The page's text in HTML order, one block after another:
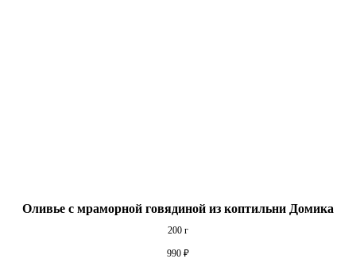
Оливье с мраморной говядиной из коптильни Домика
200 г
990 ₽